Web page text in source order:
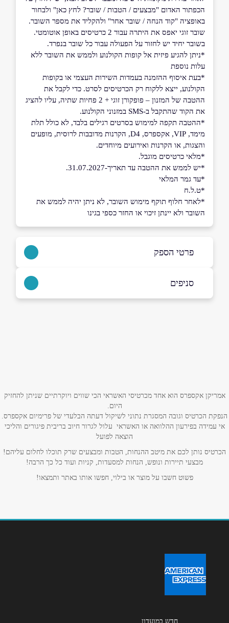
הכפתור האדום "מבצעים / הטבות / שובר? לחץ כאן" ולבחור
באופציה "קוד הנחה / שובר אחר" ולהקליד את מספר השובר.
שובר זוגי יאפס את היתרה עבור 2 כרטיסים באופן אוטומטי.
בשובר יחיד יש לחזור על הפעולה עבור כל שובר בנפרד.
*ניתן להגיע פיזית אל קופות הקולנוע ולממש את השובר ללא
עלות נוספת
*בעת איסוף ההזמנה בעמדות השירות העצמי או בקופות
הקולנוע, ייצא ללקוח רק הכרטיסים לסרט. כדי לקבל את
ההטבה של המזנון – פופקורן זוגי + 2 פחיות שתיה, עליו להציג
את הקוד שהתקבל ב-SMS במזנוני הקולנוע.
*ההטבה תקפה למימוש בסרטים רגילים בלבד, לא כולל תלת
מימד, VIP, אקספרס, D4, הקרנות מדובבות לרוסית, מופעים
והצגות, או הקרנות ואירועים מיוחדים.
*מלאי כרטיסים מוגבל.
*יש לממש את ההטבה עד תאריך-31.07.2027.
*עד גמר המלאי
*ט.ל.ח
*לאחר חלוף תוקף מימוש השובר, לא ניתן יהיה לממש את
השובר ולא יינתן זיכוי או החזר כספי בגינו
פרטי הספק
סניפים
מתחם רוגובין המחקר 3
כפר סבא
מתחם G וייצמן 207
שדרות משה דיין 32
אמריקן אקספרס הוא אחד מכרטיסי האשראי הכי שווים ויוקרתיים שניתן להחזיק
היום.
הנפקת הכרטיס וגובה המסגרת נתוני לשיקול דעתה הבלעדי של פרימיום אקספרס.
אי עמידה בפירעון ההלוואה או האשראי עלול לגרור חיוב בריבית פיגורים והליכי
הוצאה לפועל
הכרטיס נותן לכם את מיטב ההנחות, הטבות ומבצעים שרק תוכלו לחלום עליהם!
מבצעי תיירות ונופש, הנחות למסעדות, קניות ועוד כל כך הרבה!
פשוט חשבו על מוצר או בילוי, חפשו אותו באתר ותמצאו!
חדש במועדון